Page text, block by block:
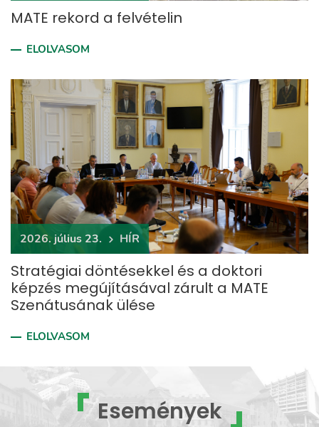
MATE rekord a felvételin
ELOLVASOM
2026. július 23. HÍR
Stratégiai döntésekkel és a doktori
képzés megújításával zárult a MATE
Szenátusának ülése
ELOLVASOM
Események